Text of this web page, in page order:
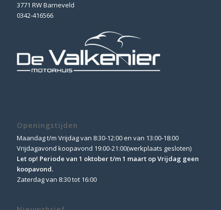
3771 RW Barneveld
0342-416566
Openingstijden
Maandag t/m Vrijdag van 8:30-12:00 en van 13:00-18:00
Vrijdagavond koopavond 19:00-21:00(werkplaats gesloten)
Let op! Periode van 1 oktober t/m 1 maart op Vrijdag geen
koopavond.
Zaterdag van 8:30 tot 16:00